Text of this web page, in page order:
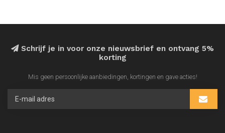
Schrijf je in voor onze nieuwsbrief en ontvang 5%
korting
Mis geen persoonlijke aanbiedingen, kortingen en gave acties!